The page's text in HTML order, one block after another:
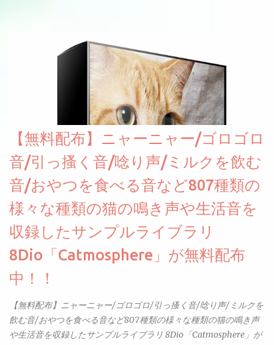
【無料配布】ニャーニャー/ゴロゴロ
音/引っ搔く音/唸り声/ミルクを飲む
音/おやつを食べる音など807種類の
様々な種類の猫の鳴き声や生活音を
収録したサンプルライブラリ
8Dio「Catmosphere」が無料配布
中！！
【無料配布】ニャーニャー/ゴロゴロ/引っ搔く音/唸り声/ミルクを
飲む音/おやつを食べる音など807種類の様々な種類の猫の鳴き声
や生活音を収録したサンプルライブラリ 8Dio「Catmosphere」が